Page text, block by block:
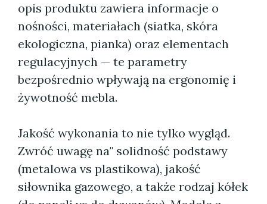
opis produktu zawiera informacje o
nośności, materiałach (siatka, skóra
ekologiczna, pianka) oraz elementach
regulacyjnych — te parametry
bezpośrednio wpływają na ergonomię i
żywotność mebla.
Jakość wykonania to nie tylko wygląd.
Zwróć uwagę na" solidność podstawy
(metalowa vs plastikowa), jakość
siłownika gazowego, a także rodzaj kółek